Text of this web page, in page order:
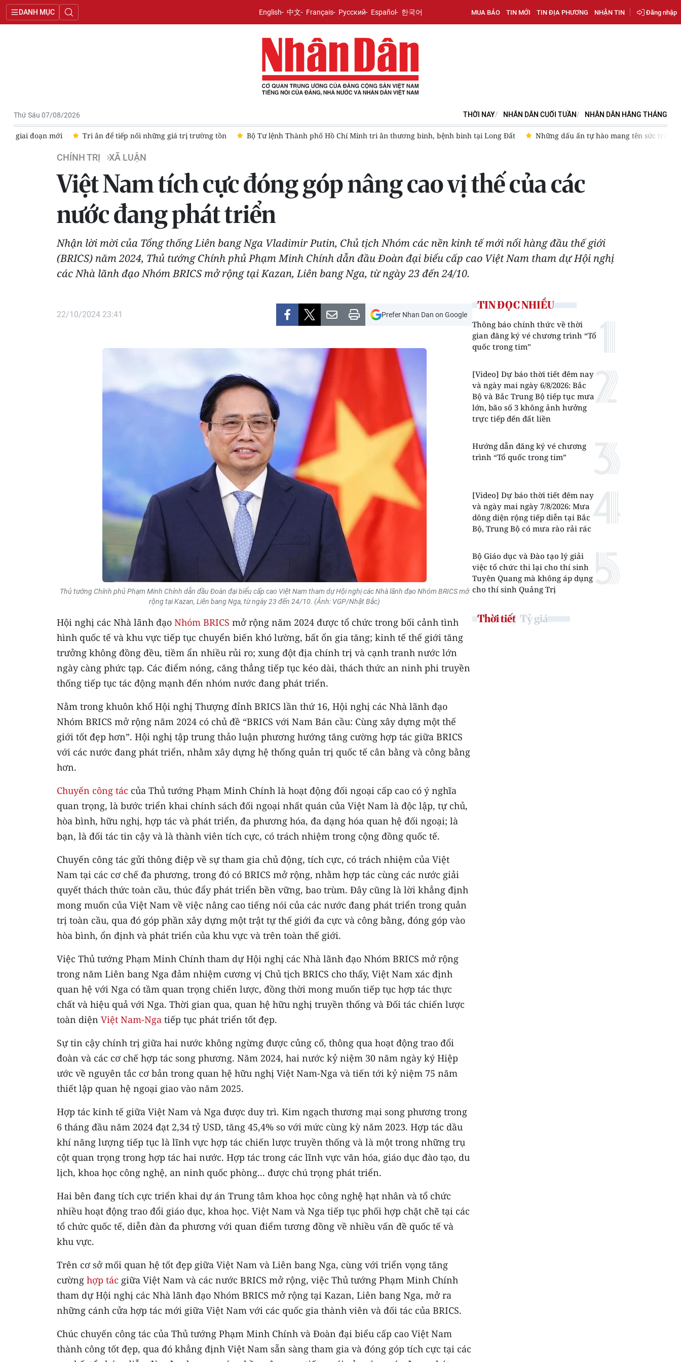
DANH MỤC English 中文 Français Русский Español 한국어 MUA BÁO TIN MỚI TIN ĐỊA PHƯƠNG NHẬN TIN Đăng nhập
Thứ Sáu 07/08/2026 THỜI NAY NHÂN DÂN CUỐI TUẦN NHÂN DÂN HẰNG THÁNG
Tri ân để tiếp nối những giá trị trường tồn Bộ Tư lệnh Thành phố Hồ Chí Minh tri ân thương binh, bệnh binh tại Long Đất Những dấu ấn tự hào mang tên sức trẻ Thúc đẩy mạnh
CHÍNH TRỊ XÃ LUẬN
Việt Nam tích cực đóng góp nâng cao vị thế của các
nước đang phát triển
Nhận lời mời của Tổng thống Liên bang Nga Vladimir Putin, Chủ tịch Nhóm các nền kinh tế mới nổi hàng đầu thế giới
(BRICS) năm 2024, Thủ tướng Chính phủ Phạm Minh Chính dẫn đầu Ðoàn đại biểu cấp cao Việt Nam tham dự Hội nghị
các Nhà lãnh đạo Nhóm BRICS mở rộng tại Kazan, Liên bang Nga, từ ngày 23 đến 24/10.
22/10/2024 23:41 Prefer Nhan Dan on Google
Thủ tướng Chính phủ Phạm Minh Chính dẫn đầu Ðoàn đại biểu cấp cao Việt Nam tham dự Hội nghị các Nhà lãnh đạo Nhóm BRICS mở
rộng tại Kazan, Liên bang Nga, từ ngày 23 đến 24/10. (Ảnh: VGP/Nhật Bắc)
Hội nghị các Nhà lãnh đạo Nhóm BRICS mở rộng năm 2024 được tổ chức trong bối cảnh tình
hình quốc tế và khu vực tiếp tục chuyển biến khó lường, bất ổn gia tăng; kinh tế thế giới tăng
trưởng không đồng đều, tiềm ẩn nhiều rủi ro; xung đột địa chính trị và cạnh tranh nước lớn
ngày càng phức tạp. Các điểm nóng, căng thẳng tiếp tục kéo dài, thách thức an ninh phi truyền
thống tiếp tục tác động mạnh đến nhóm nước đang phát triển.
Nằm trong khuôn khổ Hội nghị Thượng đỉnh BRICS lần thứ 16, Hội nghị các Nhà lãnh đạo
Nhóm BRICS mở rộng năm 2024 có chủ đề “BRICS với Nam Bán cầu: Cùng xây dựng một thế
giới tốt đẹp hơn”. Hội nghị tập trung thảo luận phương hướng tăng cường hợp tác giữa BRICS
với các nước đang phát triển, nhằm xây dựng hệ thống quản trị quốc tế cân bằng và công bằng
hơn.
Chuyến công tác của Thủ tướng Phạm Minh Chính là hoạt động đối ngoại cấp cao có ý nghĩa
quan trọng, là bước triển khai chính sách đối ngoại nhất quán của Việt Nam là độc lập, tự chủ,
hòa bình, hữu nghị, hợp tác và phát triển, đa phương hóa, đa dạng hóa quan hệ đối ngoại; là
bạn, là đối tác tin cậy và là thành viên tích cực, có trách nhiệm trong cộng đồng quốc tế.
Chuyến công tác gửi thông điệp về sự tham gia chủ động, tích cực, có trách nhiệm của Việt
Nam tại các cơ chế đa phương, trong đó có BRICS mở rộng, nhằm hợp tác cùng các nước giải
quyết thách thức toàn cầu, thúc đẩy phát triển bền vững, bao trùm. Ðây cũng là lời khẳng định
mong muốn của Việt Nam về việc nâng cao tiếng nói của các nước đang phát triển trong quản
trị toàn cầu, qua đó góp phần xây dựng một trật tự thế giới đa cực và công bằng, đóng góp vào
hòa bình, ổn định và phát triển của khu vực và trên toàn thế giới.
Việc Thủ tướng Phạm Minh Chính tham dự Hội nghị các Nhà lãnh đạo Nhóm BRICS mở rộng
trong năm Liên bang Nga đảm nhiệm cương vị Chủ tịch BRICS cho thấy, Việt Nam xác định
quan hệ với Nga có tầm quan trọng chiến lược, đồng thời mong muốn tiếp tục hợp tác thực
chất và hiệu quả với Nga. Thời gian qua, quan hệ hữu nghị truyền thống và Ðối tác chiến lược
toàn diện Việt Nam-Nga tiếp tục phát triển tốt đẹp.
Sự tin cậy chính trị giữa hai nước không ngừng được củng cố, thông qua hoạt động trao đổi
đoàn và các cơ chế hợp tác song phương. Năm 2024, hai nước kỷ niệm 30 năm ngày ký Hiệp
ước về nguyên tắc cơ bản trong quan hệ hữu nghị Việt Nam-Nga và tiến tới kỷ niệm 75 năm
thiết lập quan hệ ngoại giao vào năm 2025.
Hợp tác kinh tế giữa Việt Nam và Nga được duy trì. Kim ngạch thương mại song phương trong
6 tháng đầu năm 2024 đạt 2,34 tỷ USD, tăng 45,4% so với mức cùng kỳ năm 2023. Hợp tác dầu
khí năng lượng tiếp tục là lĩnh vực hợp tác chiến lược truyền thống và là một trong những trụ
cột quan trọng trong hợp tác hai nước. Hợp tác trong các lĩnh vực văn hóa, giáo dục đào tạo, du
lịch, khoa học công nghệ, an ninh quốc phòng... được chú trọng phát triển.
Hai bên đang tích cực triển khai dự án Trung tâm khoa học công nghệ hạt nhân và tổ chức
nhiều hoạt động trao đổi giáo dục, khoa học. Việt Nam và Nga tiếp tục phối hợp chặt chẽ tại các
tổ chức quốc tế, diễn đàn đa phương với quan điểm tương đồng về nhiều vấn đề quốc tế và
khu vực.
Trên cơ sở mối quan hệ tốt đẹp giữa Việt Nam và Liên bang Nga, cùng với triển vọng tăng
cường hợp tác giữa Việt Nam và các nước BRICS mở rộng, việc Thủ tướng Phạm Minh Chính
tham dự Hội nghị các Nhà lãnh đạo Nhóm BRICS mở rộng tại Kazan, Liên bang Nga, mở ra
những cánh cửa hợp tác mới giữa Việt Nam với các quốc gia thành viên và đối tác của BRICS.
Chúc chuyến công tác của Thủ tướng Phạm Minh Chính và Ðoàn đại biểu cấp cao Việt Nam
thành công tốt đẹp, qua đó khẳng định Việt Nam sẵn sàng tham gia và đóng góp tích cực tại các
TIN ĐỌC NHIỀU
Thông báo chính thức về thời
gian đăng ký vé chương trình “Tổ
quốc trong tim”
[Video] Dự báo thời tiết đêm nay
và ngày mai ngày 6/8/2026: Bắc
Bộ và Bắc Trung Bộ tiếp tục mưa
lớn, bão số 3 không ảnh hưởng
trực tiếp đến đất liền
Hướng dẫn đăng ký vé chương
trình “Tổ quốc trong tim”
[Video] Dự báo thời tiết đêm nay
và ngày mai ngày 7/8/2026: Mưa
dông diện rộng tiếp diễn tại Bắc
Bộ, Trung Bộ có mưa rào rải rác
Bộ Giáo dục và Đào tạo lý giải
việc tổ chức thi lại cho thí sinh
Tuyên Quang mà không áp dụng
cho thí sinh Quảng Trị
Thời tiết Tỷ giá